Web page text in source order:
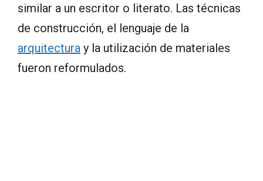
similar a un escritor o literato. Las técnicas
de construcción, el lenguaje de la
arquitectura y la utilización de materiales
fueron reformulados.